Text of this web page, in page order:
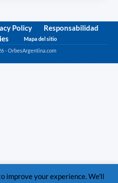
Policy
Responsabilidad
Mapa del sitio
- OrbesArgentina.com
improve your experience. We'll